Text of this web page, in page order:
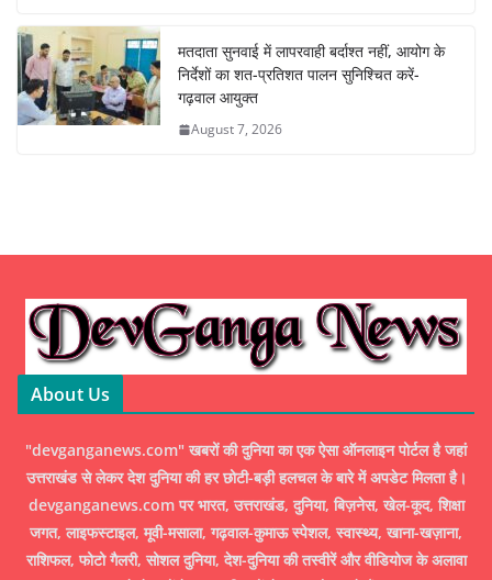
मतदाता सुनवाई में लापरवाही बर्दाश्त नहीं, आयोग के
निर्देशों का शत-प्रतिशत पालन सुनिश्चित करें-
गढ़वाल आयुक्त
August 7, 2026
About Us
"devganganews.com" खबरों की दुनिया का एक ऐसा ऑनलाइन पोर्टल है जहां
उत्तराखंड से लेकर देश दुनिया की हर छोटी-बड़ी हलचल के बारे में अपडेट मिलता है।
devganganews.com पर भारत, उत्तराखंड, दुनिया, बिज़नेस, खेल-कूद, शिक्षा
जगत, लाइफस्टाइल, मूवी-मसाला, गढ़वाल-कुमाऊ स्पेशल, स्वास्थ्य, खाना-खज़ाना,
राशिफल, फोटो गैलरी, सोशल दुनिया, देश-दुनिया की तस्वीरें और वीडियोज के अलावा